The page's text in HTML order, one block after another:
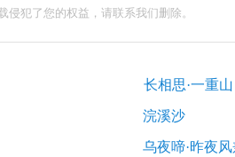
犯了您的权益，请联系我们删除。
长相思·一重山
浣溪沙
乌夜啼·昨夜